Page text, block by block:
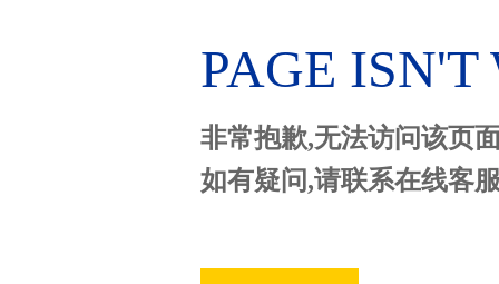
PAGE
非常抱歉,无法访问该页
如有疑问,请联系在线客